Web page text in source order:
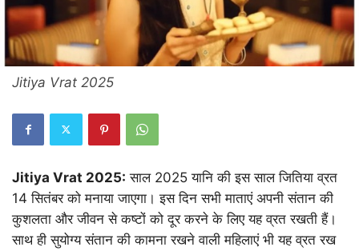
Jitiya Vrat 2025
Jitiya Vrat 2025: साल 2025 यानि की इस साल जितिया व्रत
14 सितंबर को मनाया जाएगा। इस दिन सभी माताएं अपनी संतान की
कुशलता और जीवन से कष्टों को दूर करने के लिए यह व्रत रखती हैं।
साथ ही सुयोग्य संतान की कामना रखने वाली महिलाएं भी यह व्रत रख